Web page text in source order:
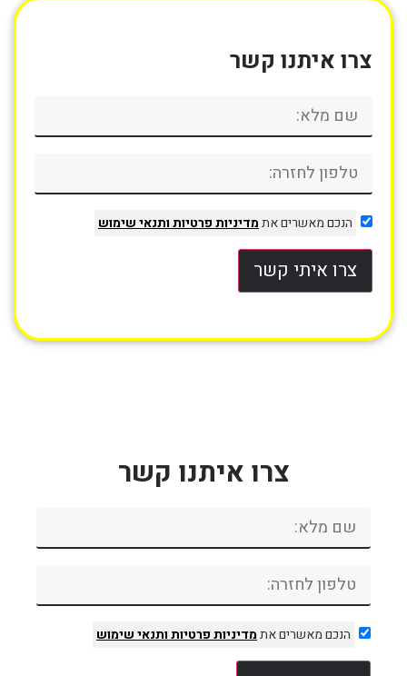
צרו איתנו קשר
הנכם מאשרים אתמדיניות פרטיותותנאי שימוש
צרו איתי קשר
צרו איתנו קשר
הנכם מאשרים אתמדיניות פרטיותותנאי שימוש